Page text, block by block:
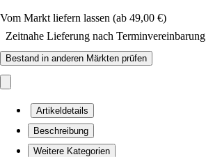
Vom Markt liefern lassen (ab 49,00 €)
Zeitnahe Lieferung nach Terminvereinbarung
Bestand in anderen Märkten prüfen
Artikeldetails
Beschreibung
Weitere Kategorien